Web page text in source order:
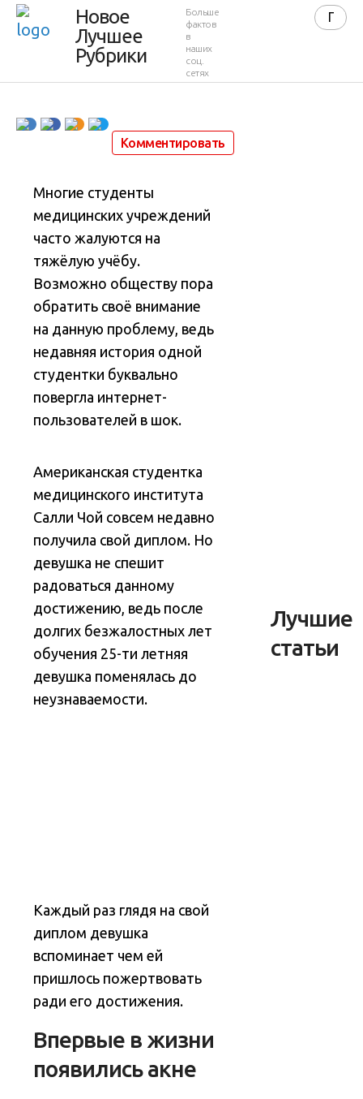
Новое
Лучшее
Рубрики
Больше
фактов
в
наших
соц.
сетях
сторону
1 909
Комментировать
Многие студенты
медицинских учреждений
часто жалуются на
тяжёлую учёбу.
Возможно обществу пора
обратить своё внимание
на данную проблему, ведь
недавняя история одной
студентки буквально
повергла интернет-
пользователей в шок.
Американская студентка
медицинского института
Салли Чой совсем недавно
получила свой диплом. Но
девушка не спешит
радоваться данному
достижению, ведь после
долгих безжалостных лет
обучения 25-ти летняя
девушка поменялась до
неузнаваемости.
Каждый раз глядя на свой
диплом девушка
вспоминает чем ей
пришлось пожертвовать
ради его достижения.
Впервые в жизни
появились акне
Лучшие
статьи